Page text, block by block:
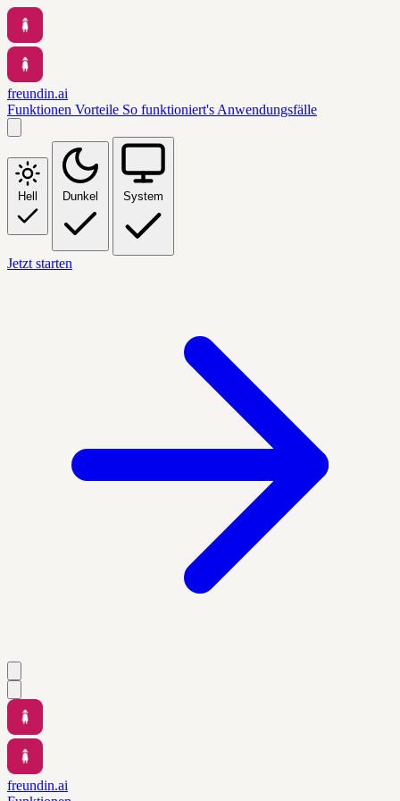
freundin.ai
Funktionen Vorteile So funktioniert's Anwendungsfälle
Hell Dunkel System
Jetzt starten
freundin.ai